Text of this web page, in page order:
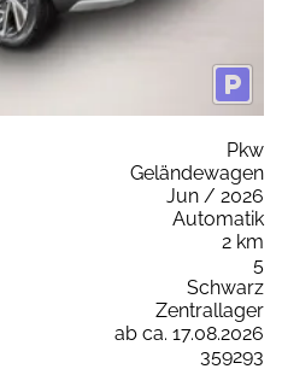
Pkw
Geländewagen
Jun / 2026
Automatik
2 km
5
Schwarz
Zentrallager
ab ca. 17.08.2026
359293